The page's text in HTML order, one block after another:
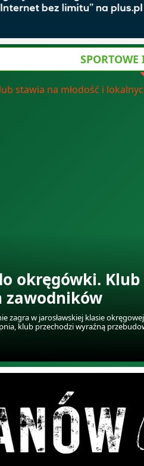
SPORTOWE
okręgówki.
zawodników
zagra w jarosławskiej klasie
klub przechodzi wyraźną